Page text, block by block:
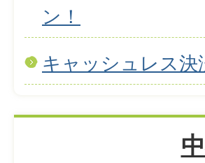
ン！
キャッシュレス